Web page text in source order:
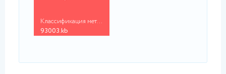
Классификация методо...
93003.kb